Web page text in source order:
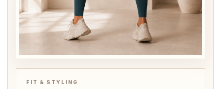
FIT & STYLING